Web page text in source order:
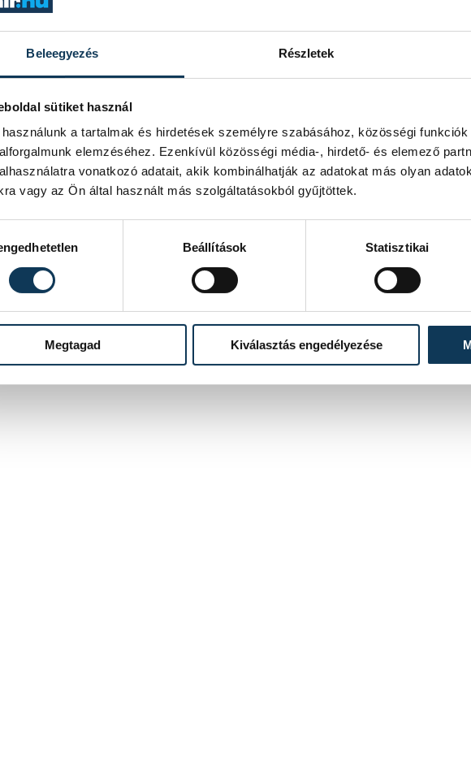
Beleegyezés Részletek
sütiket használ
használunk a tartalmak és hirdetések személyre szabásához, közösségi
elemzéséhez. Ezenkívül közösségi média-, hirdető- és elemező
vonatkozó adatait, akik kombinálhatják az adatokat más olyan
vagy az Ön által használt más szolgáltatásokból gyűjtöttek.
Beállítások Statisztikai
Megtagad Kiválasztás engedélyezése
értékesítőnél. Október 15-én fogták el a 26 éves
követően pedig kihallgatták. Csalás miatt folyik ellene
vett férfi letartóztatását – tájékoztatott honlapján a